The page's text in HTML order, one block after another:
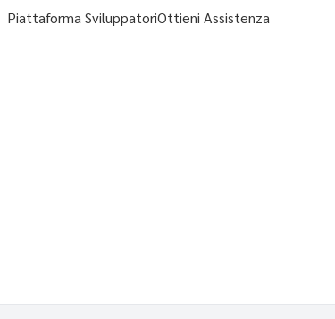
Piattaforma SviluppatoriOttieni Assistenza